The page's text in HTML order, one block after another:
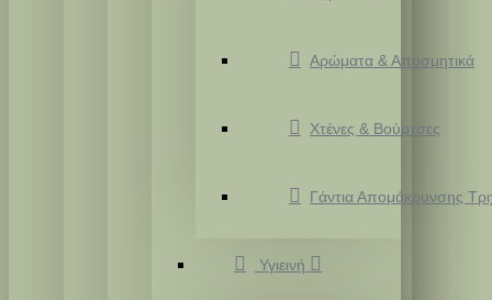
Αρώματα & Αποσμητικά
Χτένες & Βούρτσες
Γάντια Απομάκρυνσης
Υγιεινή